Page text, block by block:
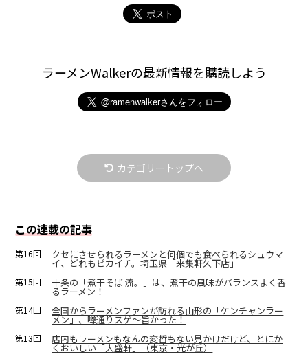
ラーメンWalkerの最新情報を購読しよう
カテゴリートップへ
この連載の記事
第16回 クセにさせられるラーメンと何個でも食べられるシュウマ
イ、どれもピカイチ。埼玉県「来集軒久下店」
第15回 十条の「煮干そば 流。」は、煮干の風味がバランスよく香
るラーメン！
第14回 全国からラーメンファンが訪れる山形の「ケンチャンラー
メン」、噂通りスゲ～旨かった！
第13回 店内もラーメンもなんの変哲もない見かけだけど、とにか
くおいしい「大盛軒」（東京・光が丘）